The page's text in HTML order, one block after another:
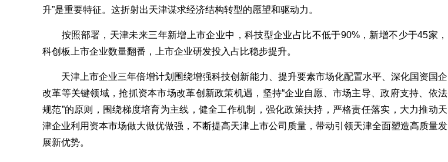
升”是重要特征。这折射出天津谋求经济结构转型的愿望和驱动力。
按照部署，天津未来三年新增上市企业中，科技型企业占比不低于90%，新增不少于45家，
科创板上市企业数量翻番，上市企业研发投入占比稳步提升。
天津上市企业三年倍增计划围绕增强科技创新能力、提升要素市场化配置水平、深化国资国企
改革等关键领域，抢抓资本市场改革创新政策机遇，坚持“企业自愿、市场主导、政府支持、依法
规范”的原则，围绕梯度培育为主线，健全工作机制，强化政策扶持，严格责任落实，大力推动天
津企业利用资本市场做大做优做强，不断提高天津上市公司质量，带动引领天津全面塑造高质量发
展新优势。